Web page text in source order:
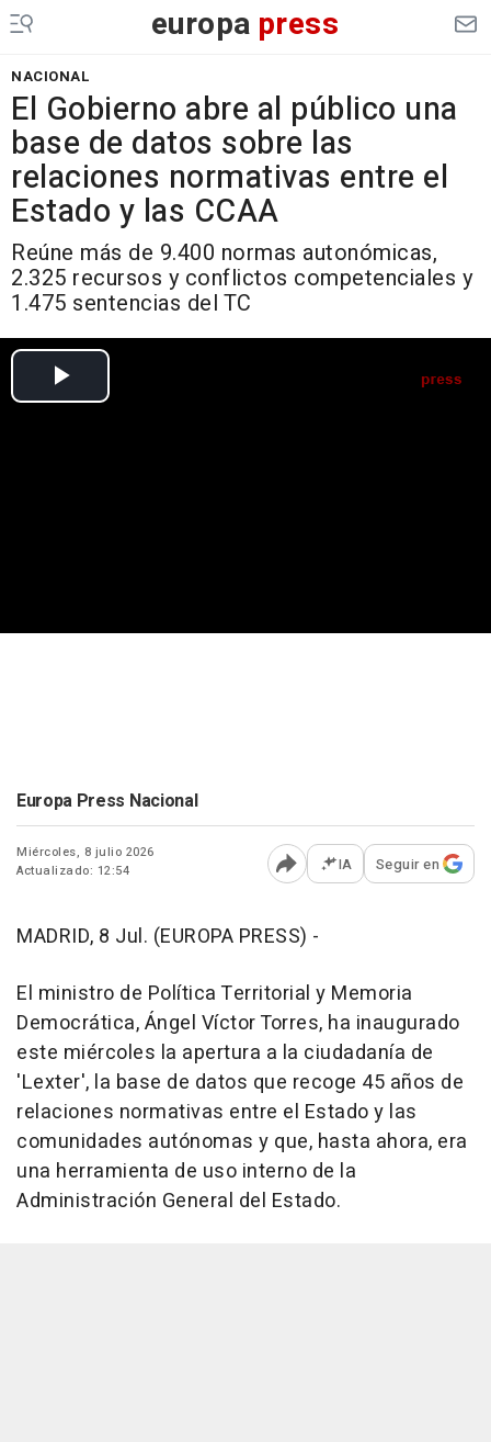
europa press
NACIONAL
El Gobierno abre al público una
base de datos sobre las
relaciones normativas entre el
Estado y las CCAA
Reúne más de 9.400 normas autonómicas,
2.325 recursos y conflictos competenciales y
1.475 sentencias del TC
Europa Press Nacional
Miércoles, 8 julio 2026
Actualizado: 12:54
Abrir opciones para
IA Seguir en
MADRID, 8 Jul. (EUROPA PRESS) -
El ministro de Política Territorial y Memoria
Democrática, Ángel Víctor Torres, ha inaugurado
este miércoles la apertura a la ciudadanía de
'Lexter', la base de datos que recoge 45 años de
relaciones normativas entre el Estado y las
comunidades autónomas y que, hasta ahora, era
una herramienta de uso interno de la
Administración General del Estado.